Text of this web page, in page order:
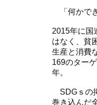
「何かで
2015年に国
はなく、貧
生産と消費
169のター
年。
SDGｓの
巻き込んだ